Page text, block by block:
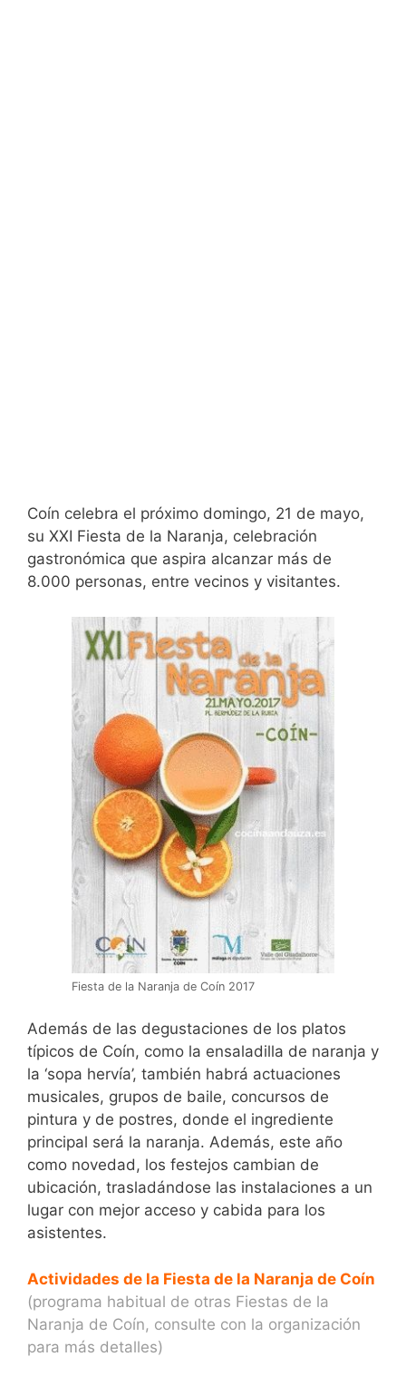
Coín celebra el próximo domingo, 21 de mayo,
su XXI Fiesta de la Naranja, celebración
gastronómica que aspira alcanzar más de
8.000 personas, entre vecinos y visitantes.
Fiesta de la Naranja de Coín 2017
Además de las degustaciones de los platos
típicos de Coín, como la ensaladilla de naranja y
la ‘sopa hervía’, también habrá actuaciones
musicales, grupos de baile, concursos de
pintura y de postres, donde el ingrediente
principal será la naranja. Además, este año
como novedad, los festejos cambian de
ubicación, trasladándose las instalaciones a un
lugar con mejor acceso y cabida para los
asistentes.
Actividades de la Fiesta de la Naranja de Coín
(programa habitual de otras Fiestas de la
Naranja de Coín, consulte con la organización
para más detalles)